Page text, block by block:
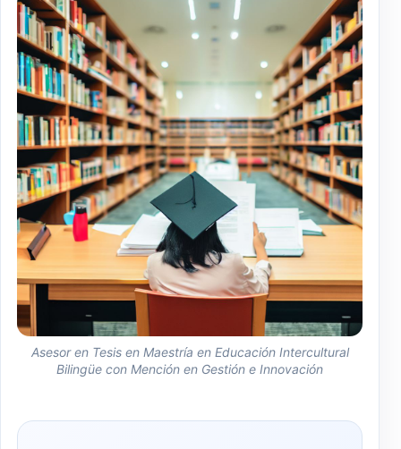
Asesor en Tesis en Maestría en Educación Intercultural
Bilingüe con Mención en Gestión e Innovación